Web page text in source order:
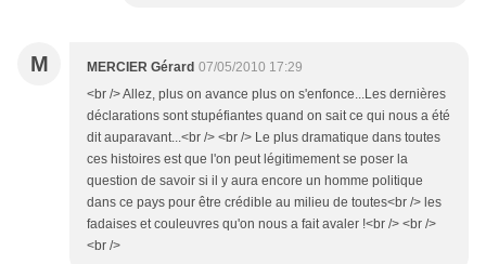
M MERCIER Gérard 07/05/2010 17:29
<br /> Allez, plus on avance plus on s'enfonce...Les dernières
déclarations sont stupéfiantes quand on sait ce qui nous a été
dit auparavant...<br /> <br /> Le plus dramatique dans toutes
ces histoires est que l'on peut légitimement se poser la
question de savoir si il y aura encore un homme politique
dans ce pays pour être crédible au milieu de toutes<br /> les
fadaises et couleuvres qu'on nous a fait avaler !<br /> <br />
<br />